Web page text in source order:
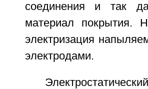
соединения и так
материал покрытия.
электризация
электродами.